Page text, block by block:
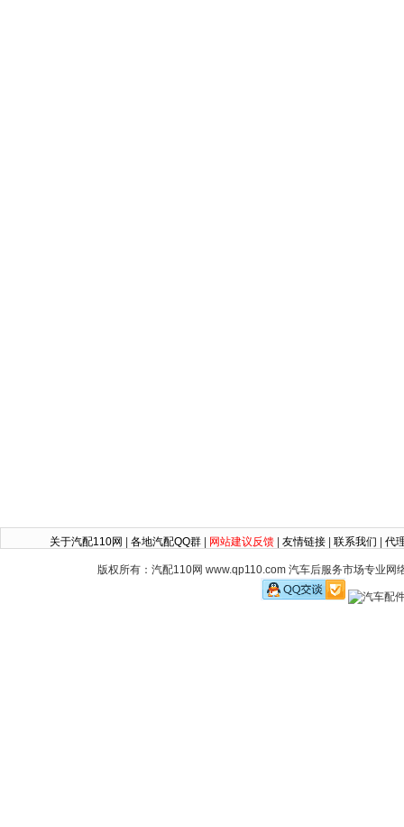
关于汽配110网 各地汽配QQ群 网站建议反馈 友情链接 联系我们 代
版权所有：汽配110网 www.qp110.com 汽车后服务市场专业网